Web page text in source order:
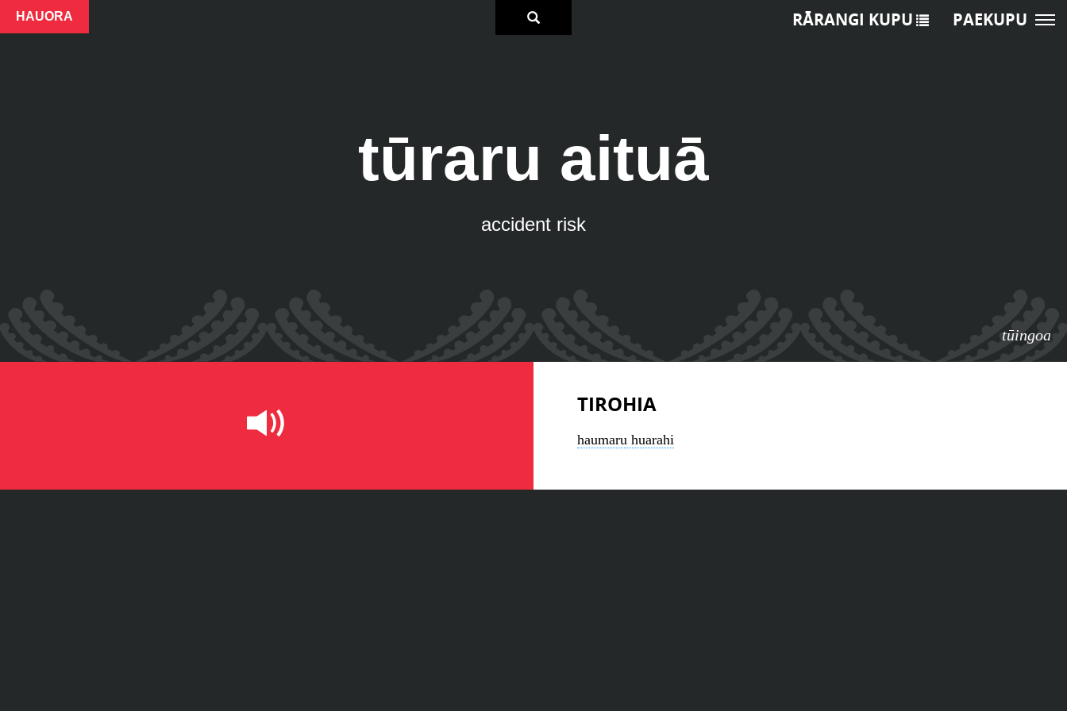
HAUORA
tūraru aituā
accident risk
tūingoa
RĀRANGI KUPU PAEKUPU
TIROHIA
haumaru huarahi